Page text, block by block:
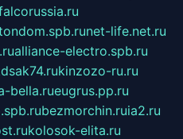
net-life.net.ru
alliance-electro.spb.ru
kinzozo-ru.ru
bella.rueugrus.pp.ru
bezmorchin.ruia2.ru
kolosok-elita.ru